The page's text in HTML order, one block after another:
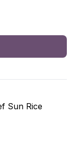
Sun Rice